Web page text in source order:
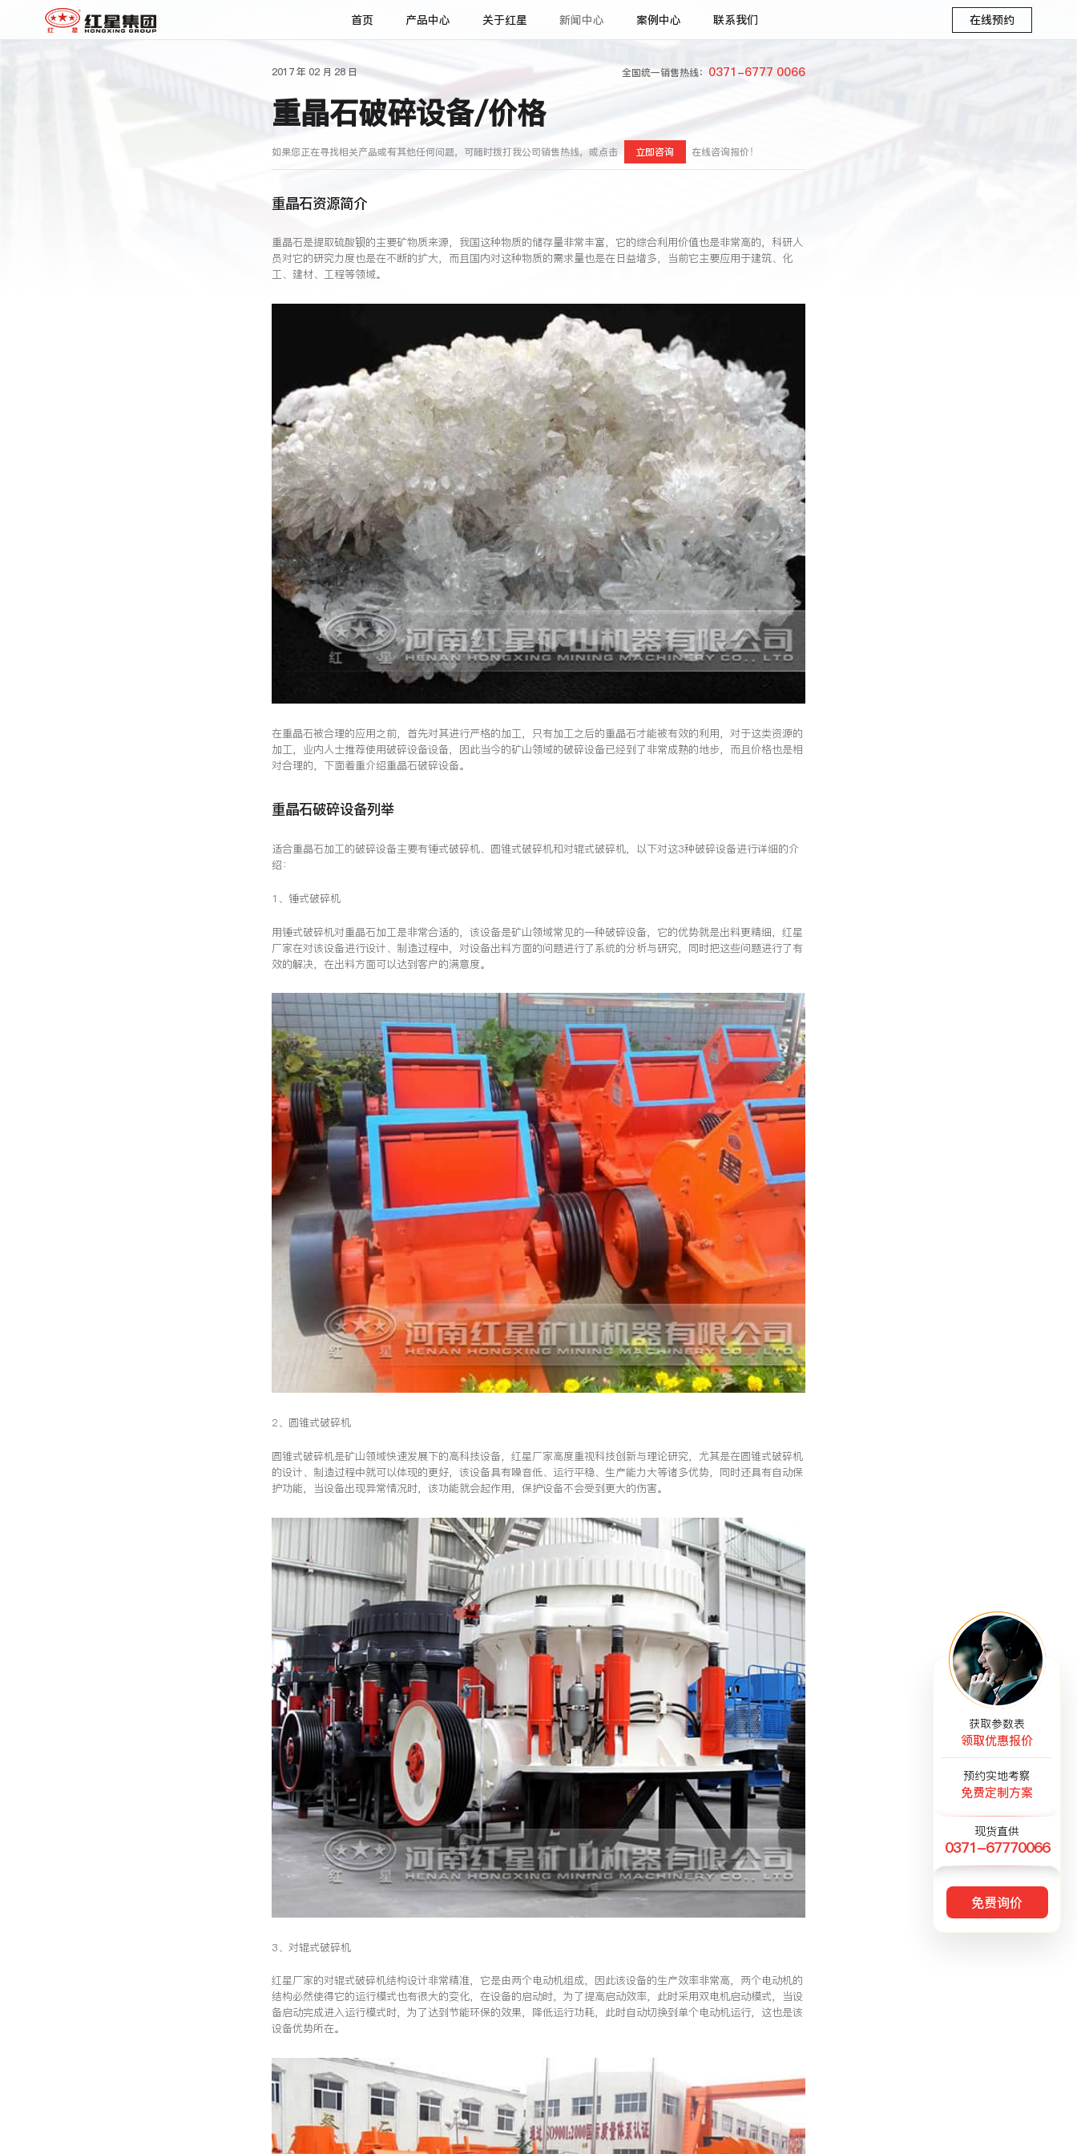
首页 产品中心 关于红星 新闻中心 案例中心 联系我们 在线预约
2017 年 02 月 28 日 全国统一销售热线： 0371-6777 0066
重晶石破碎设备/价格
如果您正在寻找相关产品或有其他任何问题，可随时拨打我公司销售热线，或点击 立即咨询 在线咨询报价！
重晶石资源简介
重晶石是提取硫酸钡的主要矿物质来源，我国这种物质的储存量非常丰富，它的综合利用价值也是非常高的，科研人
员对它的研究力度也是在不断的扩大，而且国内对这种物质的需求量也是在日益增多，当前它主要应用于建筑、化
工、建材、工程等领域。
在重晶石被合理的应用之前，首先对其进行严格的加工，只有加工之后的重晶石才能被有效的利用，对于这类资源的
加工，业内人士推荐使用破碎设备设备，因此当今的矿山领域的破碎设备已经到了非常成熟的地步，而且价格也是相
对合理的，下面着重介绍重晶石破碎设备。
重晶石破碎设备列举
适合重晶石加工的破碎设备主要有锤式破碎机、圆锥式破碎机和对辊式破碎机，以下对这3种破碎设备进行详细的介
绍：
1、锤式破碎机
用锤式破碎机对重晶石加工是非常合适的，该设备是矿山领域常见的一种破碎设备，它的优势就是出料更精细，红星
厂家在对该设备进行设计、制造过程中，对设备出料方面的问题进行了系统的分析与研究，同时把这些问题进行了有
效的解决，在出料方面可以达到客户的满意度。
2、圆锥式破碎机
圆锥式破碎机是矿山领域快速发展下的高科技设备，红星厂家高度重视科技创新与理论研究，尤其是在圆锥式破碎机
的设计、制造过程中就可以体现的更好，该设备具有噪音低、运行平稳、生产能力大等诸多优势，同时还具有自动保
护功能，当设备出现异常情况时，该功能就会起作用，保护设备不会受到更大的伤害。
3、对辊式破碎机
红星厂家的对辊式破碎机结构设计非常精准，它是由两个电动机组成，因此该设备的生产效率非常高，两个电动机的
结构必然使得它的运行模式也有很大的变化，在设备的启动时，为了提高启动效率，此时采用双电机启动模式，当设
备启动完成进入运行模式时，为了达到节能环保的效果，降低运行功耗，此时自动切换到单个电动机运行，这也是该
设备优势所在。
获取参数表
领取优惠报价
预约实地考察
免费定制方案
现货直供
0371-67770066
免费询价